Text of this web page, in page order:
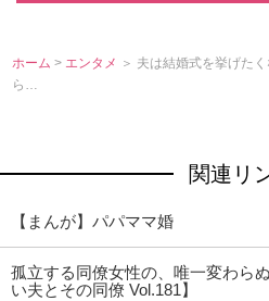
ホーム > エンタメ ＞ 夫は結婚式を挙げた
ら…
関連リ
【まんが】パパママ婚
孤立する同僚女性の、唯一変わら
い夫とその同僚 Vol.181】